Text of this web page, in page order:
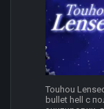
Touhou
bullet hell с